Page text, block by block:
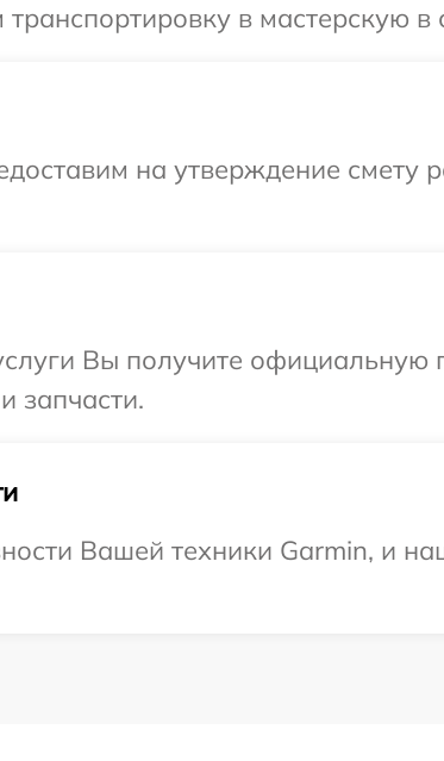
в мастерскую в
на утверждение смету
Вы получите официальную
запчасти.
Вашей техники Garmin, и